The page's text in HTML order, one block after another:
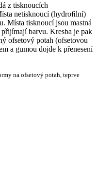
z tisknoucích
netisknoucí (hydroﬁlní)
Místa tisknoucí jsou mastná
barvu. Kresba je pak
ofsetový potah (ofsetovou
a gumou dojde k přenesení
na ofsetový potah, teprve